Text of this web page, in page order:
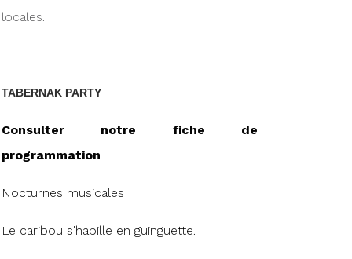
locales.
TABERNAK PARTY
Consulter notre fiche de
programmation
Nocturnes musicales
Le caribou s'habille en guinguette.